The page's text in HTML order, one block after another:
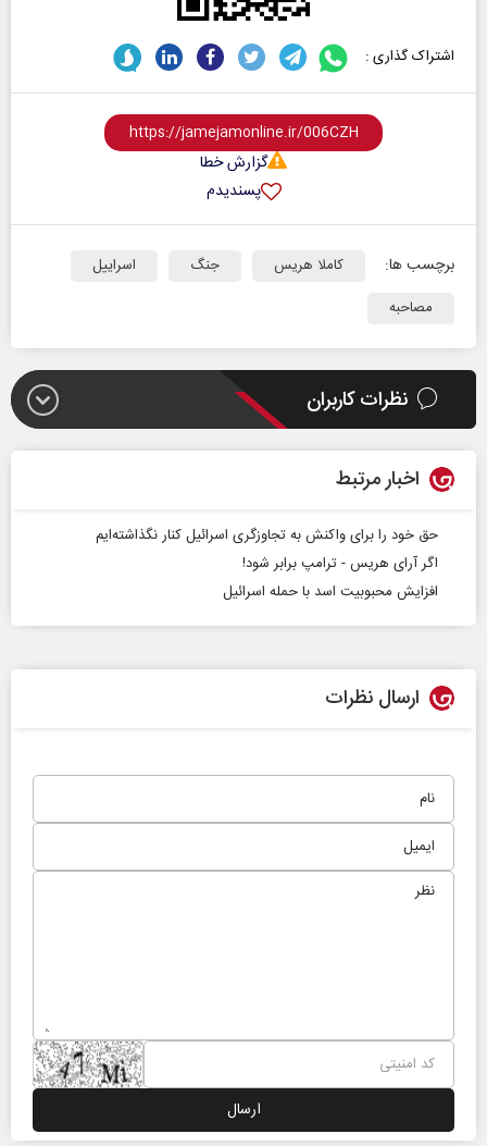
اشتراک گذاری :
گزارش خطا
پسندیدم
برچسب ها: کاملا هریس جنگ
اسراییل
مصاحبه
نظرات کاربران
اخبار مرتبط
حق خود را برای واکنش به تجاوزگری اسرائیل کنار نگذاشته‌ایم
اگر آرای هریس - ترامپ برابر شود!
افزایش محبوبیت اسد با حمله اسرائیل
ارسال نظرات